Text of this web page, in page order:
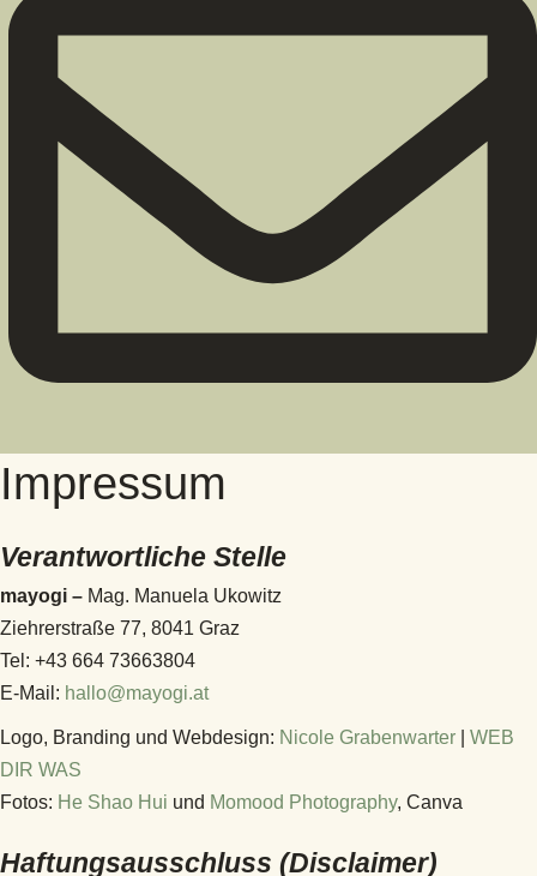
Impressum
Verantwortliche Stelle
mayogi – Mag. Manuela Ukowitz
Ziehrerstraße 77, 8041 Graz
Tel: +43 664 73663804
E-Mail: hallo@mayogi.at
Logo, Branding und Webdesign: Nicole Grabenwarter
WEB
DIR WAS
Fotos: He Shao Hui und Momood Photography, Canva
Haftungsausschluss (Disclaimer)